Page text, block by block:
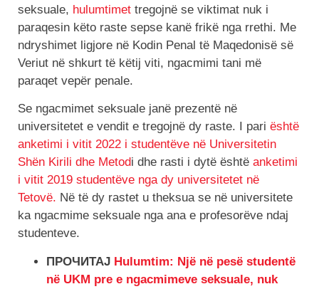
seksuale, hulumtimet tregojnë se viktimat nuk i
paraqesin këto raste sepse kanë frikë nga rrethi. Me
ndryshimet ligjore në Kodin Penal të Maqedonisë së
Veriut në shkurt të këtij viti, ngacmimi tani më
paraqet vepër penale.
Se ngacmimet seksuale janë prezentë në
universitetet e vendit e tregojnë dy raste. I pari është
anketimi i vitit 2022 i studentëve në Universitetin
Shën Kirili dhe Metodi dhe rasti i dytë është anketimi
i vitit 2019 studentëve nga dy universitetet në
Tetovë. Në të dy rastet u theksua se në universitete
ka ngacmime seksuale nga ana e profesorëve ndaj
studenteve.
ПРОЧИТАЈ Hulumtim: Një në pesë studentë
në UKM pre e ngacmimeve seksuale, nuk